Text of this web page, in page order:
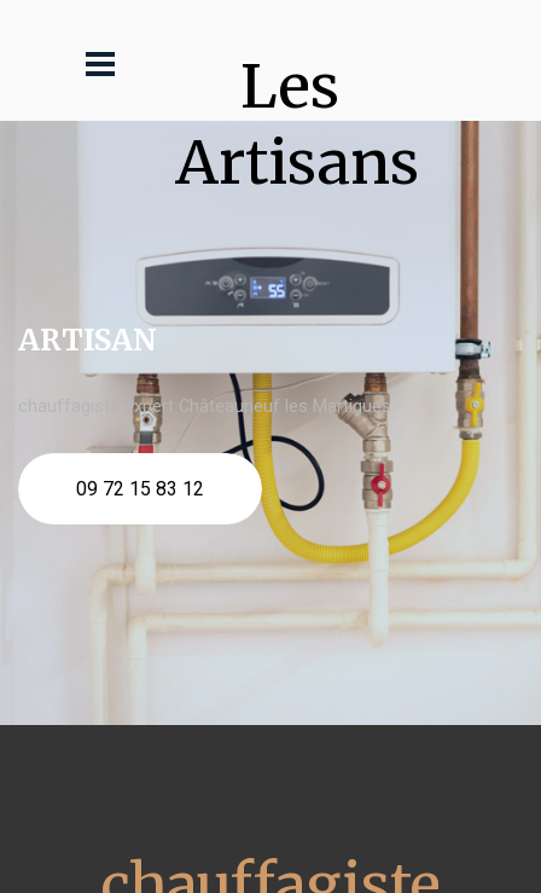
Les
Artisans
ARTISAN
chauffagiste expert Châteauneuf les Martigues
09 72 15 83 12